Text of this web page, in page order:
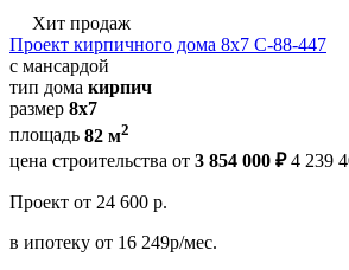
Хит продаж
Проект кирпичного дома 8х7 С-88-447
с мансардой
тип дома кирпич
размер 8х7
площадь 82 м2
цена строительства от 3 854 000 ₽ 4 239
Проект от 24 600 р.
в ипотеку от 16 249р/мес.